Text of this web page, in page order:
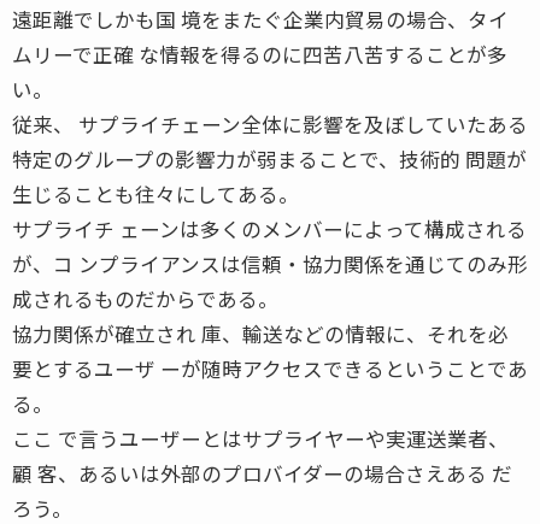
遠距離でしかも国 境をまたぐ企業内貿易の場合、タイ
ムリーで正確 な情報を得るのに四苦八苦することが多
い。
従来、 サプライチェーン全体に影響を及ぼしていたある
特定のグループの影響力が弱まることで、技術的 問題が
生じることも往々にしてある。
サプライチ ェーンは多くのメンバーによって構成される
が、コ ンプライアンスは信頼・協力関係を通じてのみ形
成されるものだからである。
協力関係が確立され 庫、輸送などの情報に、それを必
要とするユーザ ーが随時アクセスできるということであ
る。
ここ で言うユーザーとはサプライヤーや実運送業者、
顧 客、あるいは外部のプロバイダーの場合さえある だ
ろう。